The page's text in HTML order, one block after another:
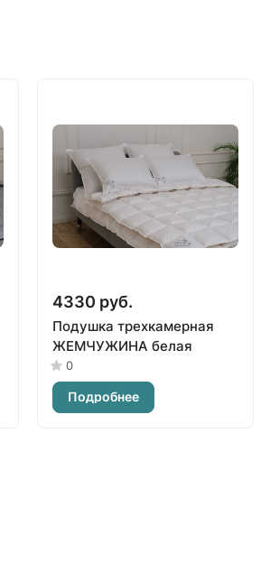
4330 руб.
Подушка трехкамерная
ЖЕМЧУЖИНА белая
0
Подробнее